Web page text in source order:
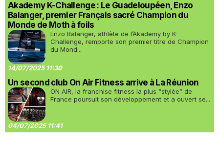
Akademy K-Challenge : Le Guadeloupéen, Enzo
Balanger, premier Français sacré Champion du
Monde de Moth à foils
Enzo Balanger, athlète de l’Akademy by K-
Challenge, remporte son premier titre de Champion
du Mond...
14/07/2025 11:30
Un second club On Air Fitness arrive à La Réunion
ON AIR, la franchise fitness la plus “stylée” de
France poursuit son développement et a ouvert se...
04/07/2025 11:41